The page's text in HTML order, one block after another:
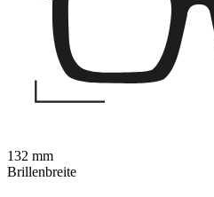
132 mm
Brillenbreite